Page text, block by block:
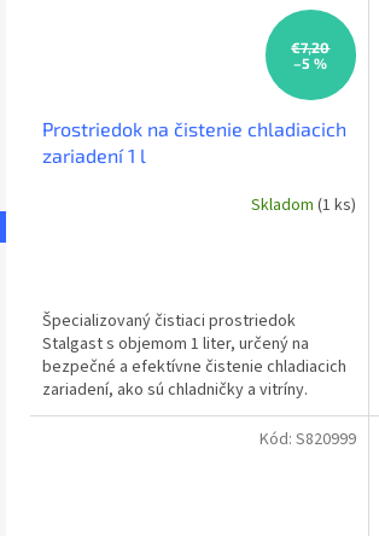
€7,20
–5 %
Prostriedok na čistenie chladiacich
zariadení 1 l
Skladom (1 ks)
Špecializovaný čistiaci prostriedok
Stalgast s objemom 1 liter, určený na
bezpečné a efektívne čistenie chladiacich
zariadení, ako sú chladničky a vitríny.
Odstraňuje nečistoty,...
Kód: S820999